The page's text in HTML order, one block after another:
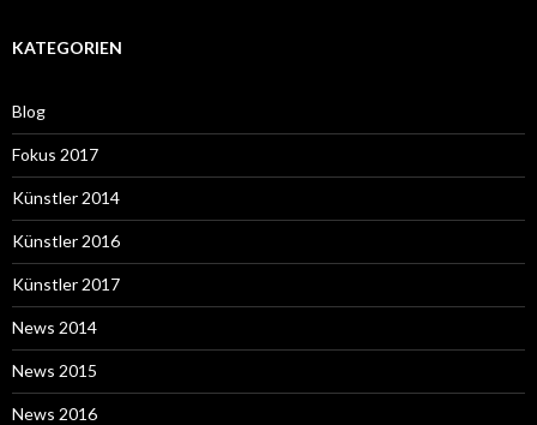
KATEGORIEN
Blog
Fokus 2017
Künstler 2014
Künstler 2016
Künstler 2017
News 2014
News 2015
News 2016